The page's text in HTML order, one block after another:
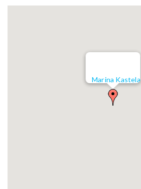
Marina Kastela